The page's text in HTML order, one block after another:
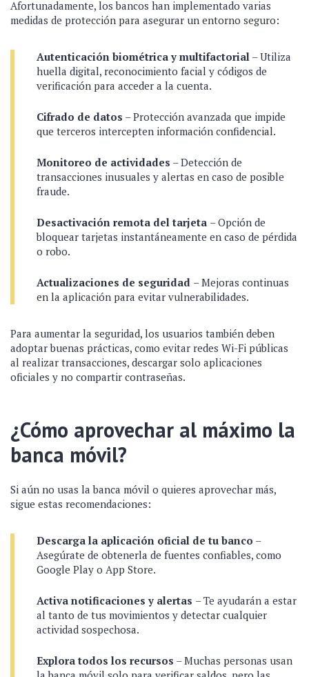
Afortunadamente, los bancos han implementado varias
medidas de protección para asegurar un entorno seguro:
Autenticación biométrica y multifactorial – Utiliza
huella digital, reconocimiento facial y códigos de
verificación para acceder a la cuenta.
Cifrado de datos – Protección avanzada que impide
que terceros intercepten información confidencial.
Monitoreo de actividades – Detección de
transacciones inusuales y alertas en caso de posible
fraude.
Desactivación remota del tarjeta – Opción de
bloquear tarjetas instantáneamente en caso de pérdida
o robo.
Actualizaciones de seguridad – Mejoras continuas
en la aplicación para evitar vulnerabilidades.
Para aumentar la seguridad, los usuarios también deben
adoptar buenas prácticas, como evitar redes Wi-Fi públicas
al realizar transacciones, descargar solo aplicaciones
oficiales y no compartir contraseñas.
¿Cómo aprovechar al máximo la
banca móvil?
Si aún no usas la banca móvil o quieres aprovechar más,
sigue estas recomendaciones:
Descarga la aplicación oficial de tu banco –
Asegúrate de obtenerla de fuentes confiables, como
Google Play o App Store.
Activa notificaciones y alertas – Te ayudarán a estar
al tanto de tus movimientos y detectar cualquier
actividad sospechosa.
Explora todos los recursos – Muchas personas usan